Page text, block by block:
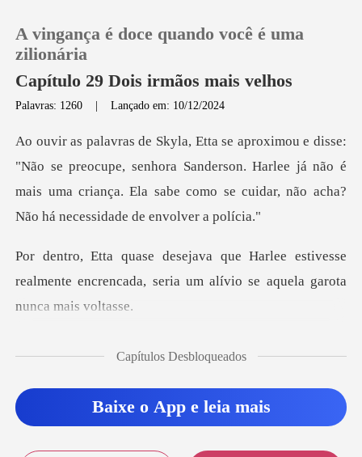
Loja
Histórico
Sair
Baixar App
A vingança é doce quando você é uma
zilionária
Capítulo 29 Dois irmãos mais velhos
Palavras: 1260 |Lançado em: 10/12/2024
eocupe, senhora Sanderson. Harlee já não é
mais uma criança. Ela sab
estivesse
realmente encrencada, seria um al
Capítulos Desbloqueados
Baixe o App e leia mais